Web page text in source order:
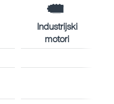
Industrijski
motori